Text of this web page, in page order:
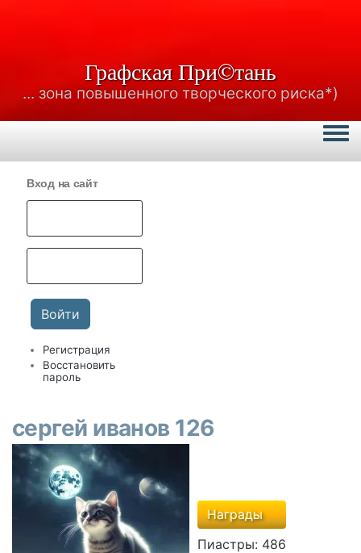
Графская При©тань
... зона повышенного творческого риска*)
Вход на сайт
Регистрация
Восстановить
пароль
сергей иванов 126
Награды
Пиастры: 486